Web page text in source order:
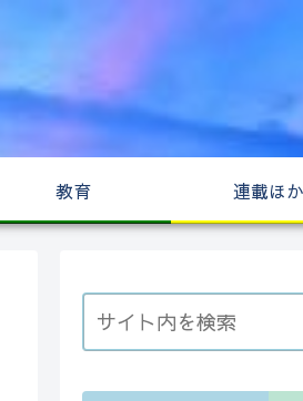
教育 連載ほか